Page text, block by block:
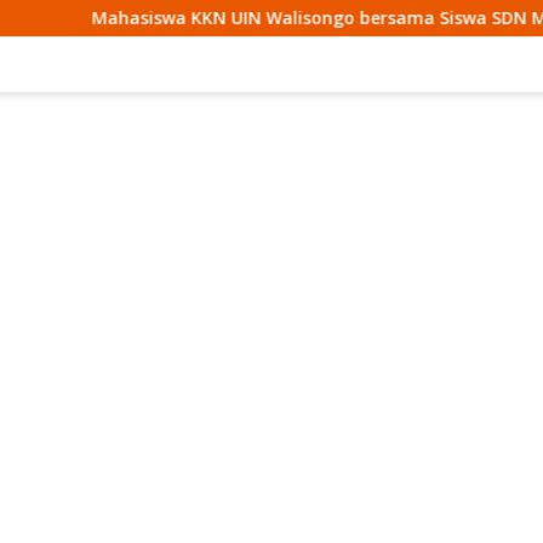
KKN UIN Walisongo bersama Siswa SDN Mojodemak 3 Ziarahi